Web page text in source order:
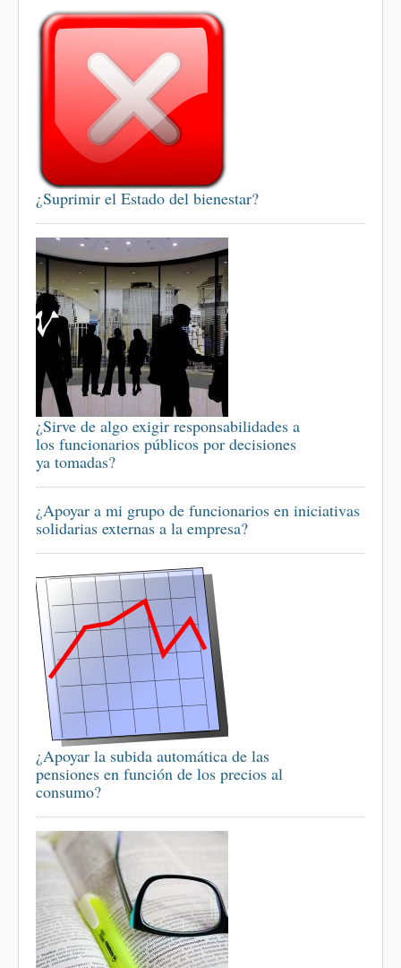
¿Suprimir el Estado del bienestar?
¿Sirve de algo exigir responsabilidades a
los funcionarios públicos por decisiones
ya tomadas?
¿Apoyar a mi grupo de funcionarios en iniciativas
solidarias externas a la empresa?
¿Apoyar la subida automática de las
pensiones en función de los precios al
consumo?